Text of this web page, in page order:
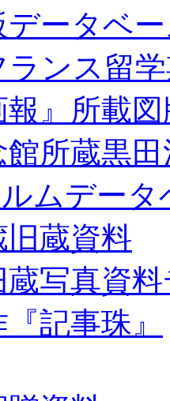
データベ
ランス留
報』所載
所蔵黒
ムデータ
蔵資料
蔵写真資
記事珠』